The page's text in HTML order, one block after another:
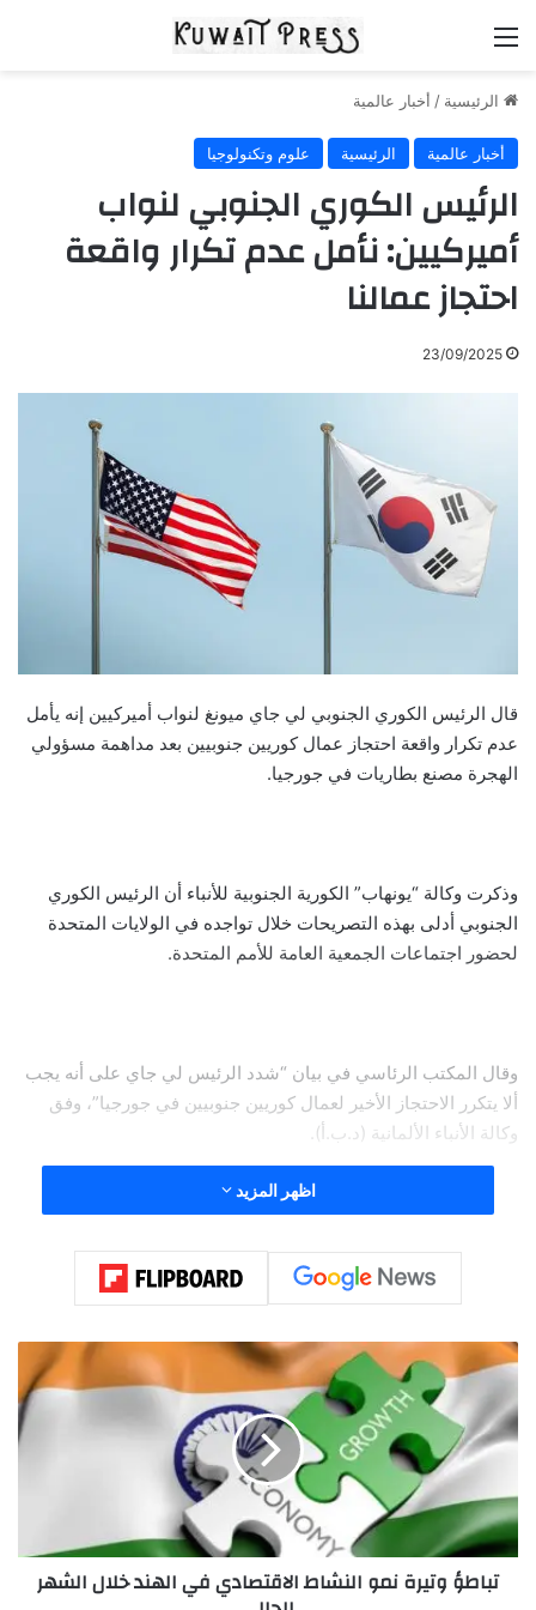
الرئيسية / أخبار عالمية
أخبار عالمية الرئيسية علوم وتكنولوجيا
الرئيس الكوري الجنوبي لنواب
أميركيين: نأمل عدم تكرار واقعة
احتجاز عمالنا
23/09/2025
قال الرئيس الكوري الجنوبي لي جاي ميونغ لنواب أميركيين إنه يأمل
عدم تكرار واقعة احتجاز عمال كوريين جنوبيين بعد مداهمة مسؤولي
الهجرة مصنع بطاريات في جورجيا.
وذكرت وكالة “يونهاب” الكورية الجنوبية للأنباء أن الرئيس الكوري
الجنوبي أدلى بهذه التصريحات خلال تواجده في الولايات المتحدة
لحضور اجتماعات الجمعية العامة للأمم المتحدة.
وقال المكتب الرئاسي في بيان “شدد الرئيس لي جاي على أنه يجب
ألا يتكرر الاحتجاز الأخير لعمال كوريين جنوبيين في جورجيا”، وفق
وكالة الأنباء الألمانية (د.ب.أ).
اظهر المزيد
ت
ب
ا
ط
ت
ي
ر
تباطؤ وتيرة نمو النشاط الاقتصادي في الهند خلال الشهر